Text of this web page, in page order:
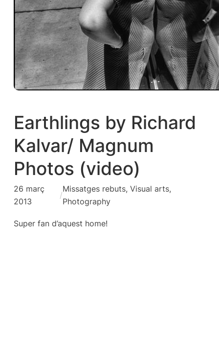
Earthlings by Richard
Kalvar/ Magnum
Photos (video)
26 març
2013
/
Missatges rebuts, Visual arts,
Photography
Super fan d’aquest home!